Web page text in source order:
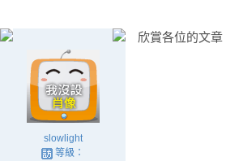
slowlight
等級：
欣賞各位的文章